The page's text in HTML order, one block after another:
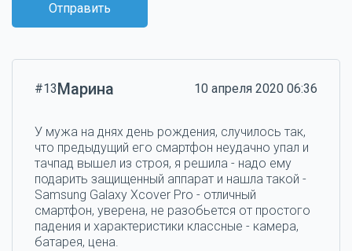
Отправить
#13Марина 10 апреля 2020 06:36
У мужа на днях день рождения, случилось так,
что предыдущий его смартфон неудачно упал и
тачпад вышел из строя, я решила - надо ему
подарить защищенный аппарат и нашла такой -
Samsung Galaxy Xcover Pro - отличный
смартфон, уверена, не разобьется от простого
падения и характеристики классные - камера,
батарея, цена.